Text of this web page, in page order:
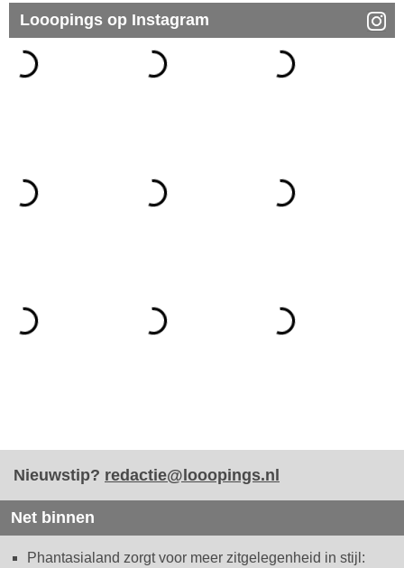
Looopings op Instagram
Nieuwstip? redactie@looopings.nl
Net binnen
Phantasialand zorgt voor meer zitgelegenheid in stijl: